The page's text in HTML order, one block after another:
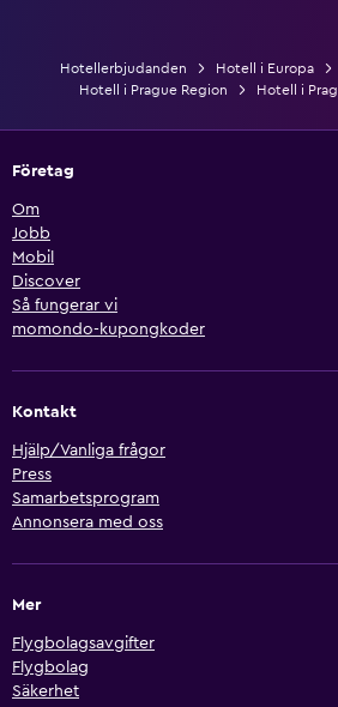
Hotellerbjudanden Hotell i Europa
Hotell i Prague Region
Hotell i Prag
Företag
Om
Jobb
Mobil
Discover
Så fungerar vi
momondo-kupongkoder
Kontakt
Hjälp/Vanliga frågor
Press
Samarbetsprogram
Annonsera med oss
Mer
Flygbolagsavgifter
Flygbolag
Säkerhet